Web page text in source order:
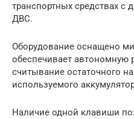
транспортных средствах
ДВС.
Оборудование оснащено
обеспечивает автономную
считывание остаточного
используемого
Наличие одной клавиши